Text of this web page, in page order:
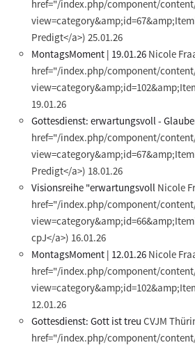
href="/index.php/component/
Predigt</a>) 25.01.26
MontagsMoment | 19.01.26 Nicole
href="/index.php/component/
19.01.26
Gottesdienst: erwartungsvoll -
href="/index.php/component/
Predigt</a>) 18.01.26
Visionsreihe "erwartungsvoll Nicole
href="/index.php/component/
cpJ</a>) 16.01.26
MontagsMoment | 12.01.26 Nicole
href="/index.php/component/
12.01.26
Gottesdienst: Gott ist treu CVJM
href="/index.php/component/